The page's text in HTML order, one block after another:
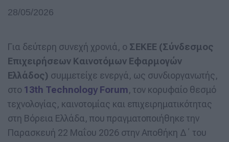
28/05/2026
Για δεύτερη συνεχή χρονιά, ο ΣΕΚΕΕ (Σύνδεσμος
Επιχειρήσεων Καινοτόμων Εφαρμογών
Ελλάδος) συμμετείχε ενεργά, ως συνδιοργανωτής,
στο 13th Technology Forum, τον κορυφαίο θεσμό
τεχνολογίας, καινοτομίας και επιχειρηματικότητας
στη Βόρεια Ελλάδα, που πραγματοποιήθηκε την
Παρασκευή 22 Μαΐου 2026 στην Αποθήκη Δ΄ του